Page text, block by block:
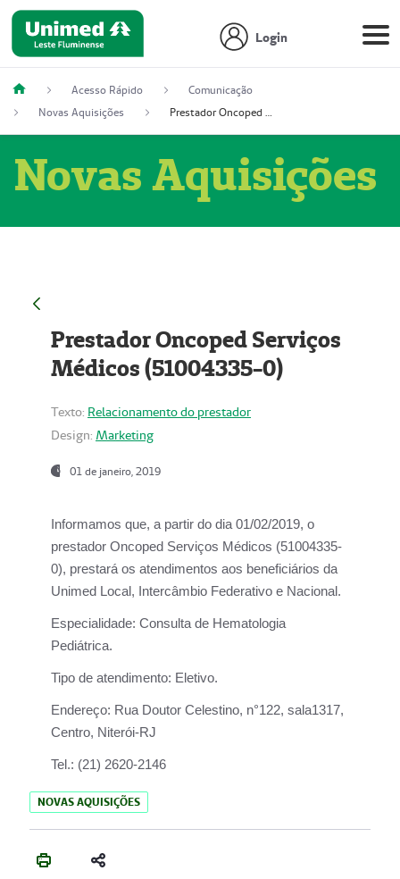
Login
Acesso Rápido
Comunicação
Novas Aquisições
Prestador Oncoped Serviços Médicos (51004335-0)
Novas Aquisições
Prestador Oncoped Serviços
Médicos (51004335-0)
Texto: Relacionamento do prestador
Design: Marketing
01 de janeiro, 2019
Informamos que, a partir do dia 01/02/2019, o
prestador Oncoped Serviços Médicos (51004335-
0), prestará os atendimentos aos beneficiários da
Unimed Local, Intercâmbio Federativo e Nacional.
Especialidade: Consulta de Hematologia
Pediátrica.
Tipo de atendimento: Eletivo.
Endereço: Rua Doutor Celestino, n°122, sala1317,
Centro, Niterói-RJ
Tel.: (21) 2620-2146
NOVAS AQUISIÇÕES